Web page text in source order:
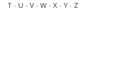
T - U - V- W - X - Y - Z